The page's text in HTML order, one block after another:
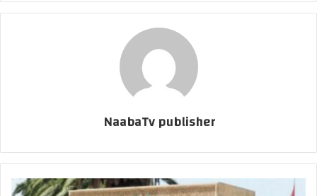
NaabaTv publisher